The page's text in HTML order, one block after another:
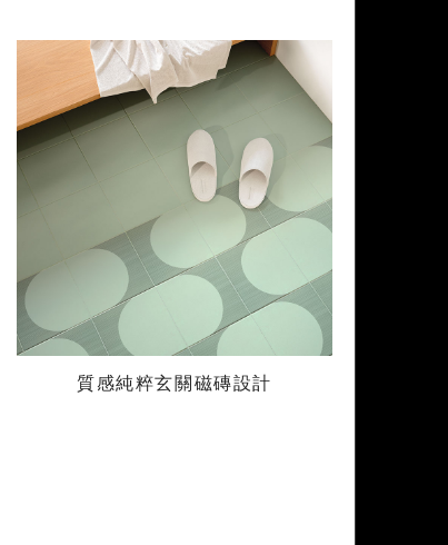
質感純粹玄關磁磚設計